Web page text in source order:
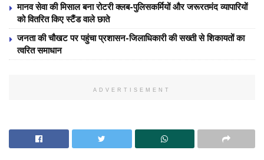
मानव सेवा की मिसाल बना रोटरी क्लब-पुलिसकर्मियों और जरूरतमंद व्यापारियों
को वितरित किए स्टैंड वाले छाते
जनता की चौखट पर पहुंचा प्रशासन-जिलाधिकारी की सख्ती से शिकायतों का
त्वरित समाधान
ADVERTISEMENT